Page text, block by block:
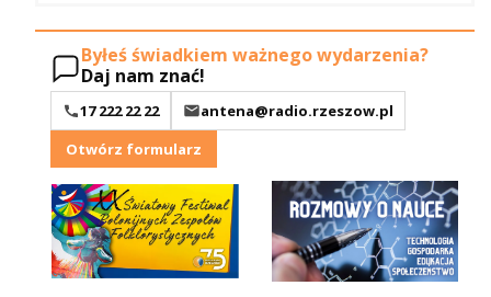
Byłeś świadkiem ważnego wydarzenia?
Daj nam znać!
17 222 22 22
antena@radio.rzeszow.pl
Otwórz formularz